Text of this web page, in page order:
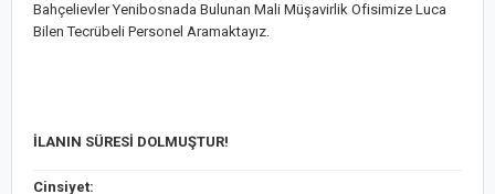
Bahçelievler Yenibosnada Bulunan Mali Müşavirlik Ofisimize Luca
Bilen Tecrübeli Personel Aramaktayız.
İLANIN SÜRESİ DOLMUŞTUR!
Cinsiyet: